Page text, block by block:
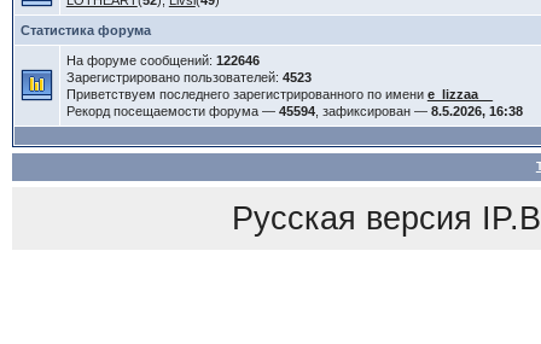
Статистика форума
На форуме сообщений: 122646
Зарегистрировано пользователей: 4523
Приветствуем последнего зарегистрированного по имени e_lizzaa__
Рекорд посещаемости форума — 45594, зафиксирован — 8.5.2026, 16:38
Русская версия